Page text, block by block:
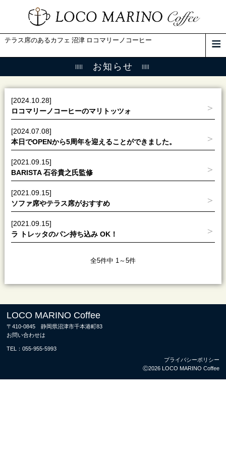
テラス席のあるカフェ 沼津 ロコマリーノコーヒー
お知らせ
[2024.10.28]
ロコマリーノコーヒーのマリトッツォ
[2024.07.08]
本日でOPENから5周年を迎えることができました。
[2021.09.15]
BARISTA 石谷貴之氏監修
[2021.09.15]
ソファ席やテラス席がおすすめ
[2021.09.15]
ラ トレッタのパン持ち込み OK！
全5件中 1～5件
LOCO MARINO Coffee
〒410-0845 静岡県沼津市千本港町83
お問い合わせは
TEL：055-955-5993
プライバシーポリシー
Ⓒ2026 LOCO MARINO Coffee